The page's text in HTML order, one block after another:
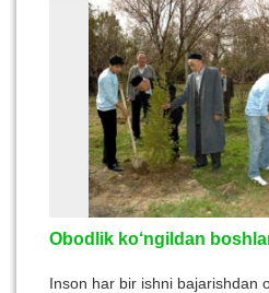
oladigan odam bo‘lganimda
deya javob bergan ekan.
Obodlik ko‘ngildan
Inson har bir ishni bajarishdan